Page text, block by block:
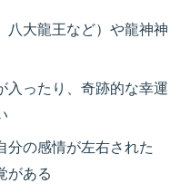
八大龍王など）や龍神神
入ったり、奇跡的な幸運
分の感情が左右された
がある